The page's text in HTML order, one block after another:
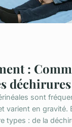
:
sont
varient en gravité.
types : de la